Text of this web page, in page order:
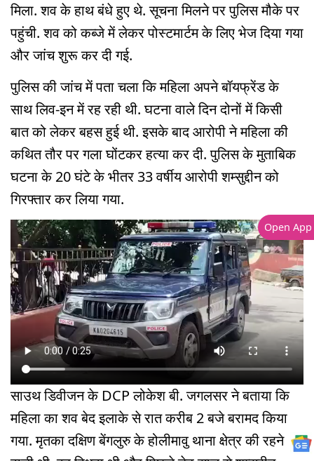
मिला. शव के हाथ बंधे हुए थे. सूचना मिलने पर पुलिस मौके पर
पहुंची. शव को कब्जे में लेकर पोस्टमार्टम के लिए भेज दिया गया
और जांच शुरू कर दी गई.
पुलिस की जांच में पता चला कि महिला अपने बॉयफ्रेंड के
साथ लिव-इन में रह रही थी. घटना वाले दिन दोनों में किसी
बात को लेकर बहस हुई थी. इसके बाद आरोपी ने महिला की
कथित तौर पर गला घोंटकर हत्या कर दी. पुलिस के मुताबिक
घटना के 20 घंटे के भीतर 33 वर्षीय आरोपी शम्सुद्दीन को
गिरफ्तार कर लिया गया.
साउथ डिवीजन के DCP लोकेश बी. जगलसर ने बताया कि
महिला का शव बेद इलाके से रात करीब 2 बजे बरामद किया
गया. मृतका दक्षिण बेंगलुरु के होलीमावु थाना क्षेत्र की रहने
Open App